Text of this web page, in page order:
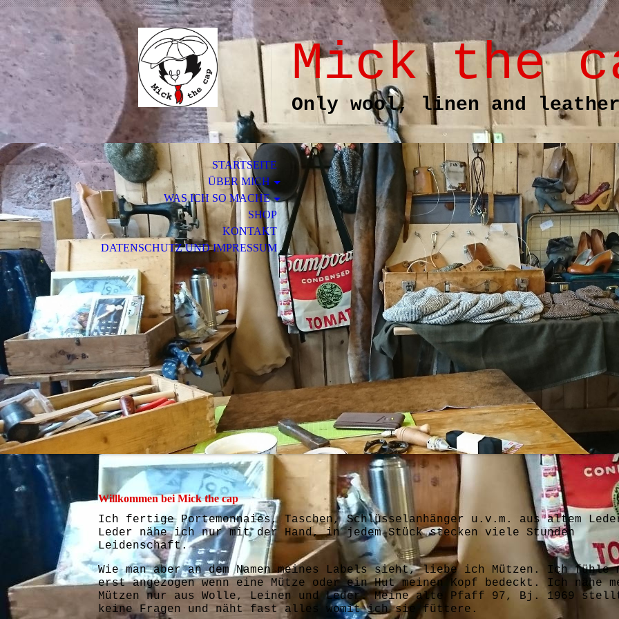
Mick the
Only wool, linen and
STARTSEITE
ÜBER MICH
WAS ICH SO MACHE
SHOP
KONTAKT
DATENSCHUTZ UND IMPRESSUM
Willkommen bei Mick the cap
Ich fertige Portemonnaies, Taschen, Schlüsselanhänger u.v.m. aus altem
Leder nähe ich nur mit der Hand, in jedem Stück stecken viele Stunden
Leidenschaft.
Wie man aber an dem Namen meines Labels sieht, liebe ich Mützen. Ich fühle
erst angezogen wenn eine Mütze oder ein Hut meinen Kopf bedeckt. Ich nähe
Mützen nur aus Wolle, Leinen und Leder. Meine alte Pfaff 97, Bj. 1969
keine Fragen und näht fast alles womit ich sie füttere.